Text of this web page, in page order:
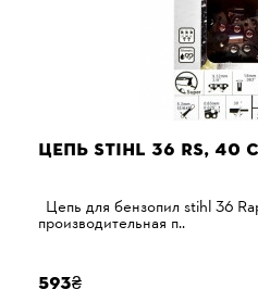
ЦЕПЬ STIHL 36 RS, 40
Цепь для бензопил stihl 36
производительная п..
593₴